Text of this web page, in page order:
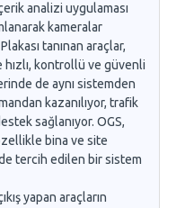
analizi uygulaması
kameralar
tanınan araçlar,
hızlı, kontrollü ve güvenli
de aynı sistemden
kazanılıyor, trafik
sağlanıyor. OGS,
bina ve site
tercih edilen bir sistem
yapan araçların